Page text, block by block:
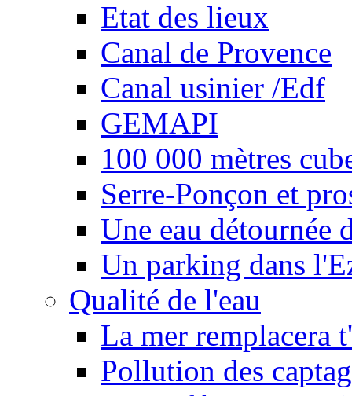
Etat des lieux
Canal de Provence
Canal usinier /Edf
GEMAPI
100 000 mètres
Serre-Ponçon et
Une eau détournée
Un parking dans
Qualité de l'eau
La mer remplacera
Pollution des